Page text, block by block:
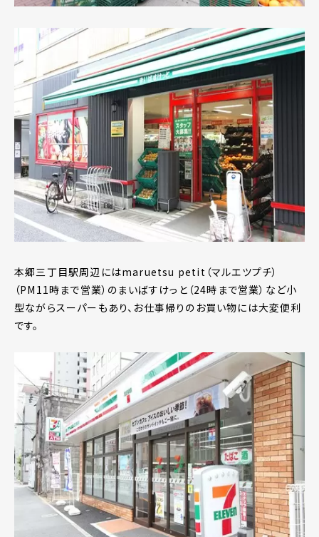
本郷三丁目駅周辺にはmaruetsu petit（マルエツプチ）
（PM11時まで営業）のまいばすけっと（24時まで営業）など小
型ながらスーパーもあり、お仕事帰りのお買い物には大変便利
です。